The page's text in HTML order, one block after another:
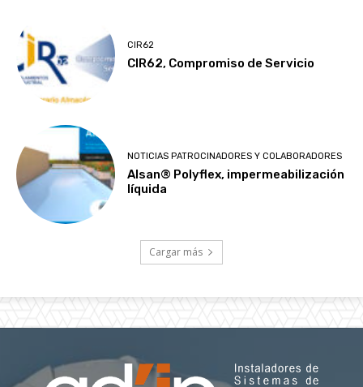
CIR62
CIR62, Compromiso de Servicio
NOTICIAS PATROCINADORES Y COLABORADORES
Alsan® Polyflex, impermeabilización
líquida
Cargar más